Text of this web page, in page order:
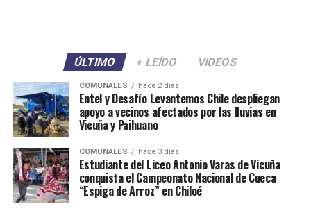
ÚLTIMO + LEÍDO VIDEOS
COMUNALES hace 2 días
Entel y Desafío Levantemos Chile despliegan
apoyo a vecinos afectados por las lluvias en
Vicuña y Paihuano
COMUNALES hace 3 días
Estudiante del Liceo Antonio Varas de Vicuña
conquista el Campeonato Nacional de Cueca
“Espiga de Arroz” en Chiloé